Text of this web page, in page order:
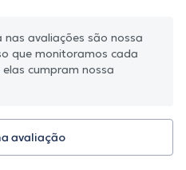
avaliações são nossa
que monitoramos cada
cumpram nossa
avaliação